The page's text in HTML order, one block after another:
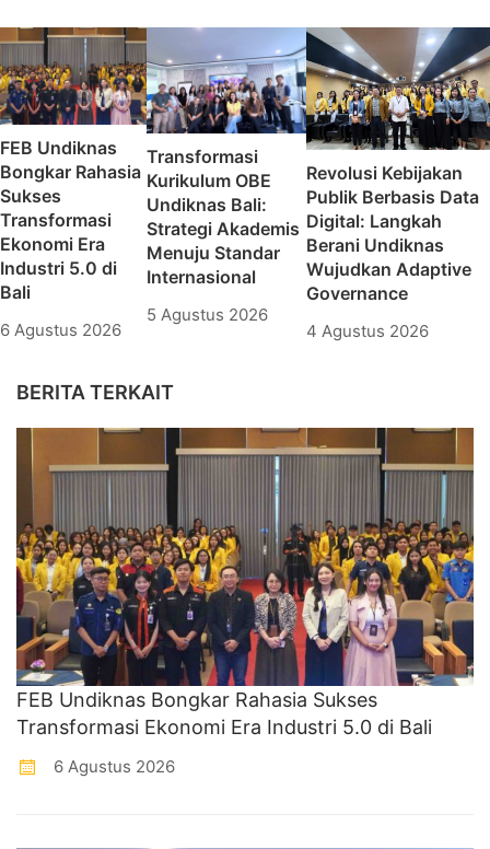
FEB Undiknas
Bongkar Rahasia
Sukses
Transformasi
Ekonomi Era
Industri 5.0 di
Bali
6 Agustus 2026
Transformasi
Kurikulum OBE
Undiknas Bali:
Strategi Akademis
Menuju Standar
Internasional
5 Agustus 2026
Revolusi Kebijakan
Publik Berbasis Data
Digital: Langkah
Berani Undiknas
Wujudkan Adaptive
Governance
4 Agustus 2026
BERITA TERKAIT
FEB Undiknas Bongkar Rahasia Sukses
Transformasi Ekonomi Era Industri 5.0 di Bali
6 Agustus 2026